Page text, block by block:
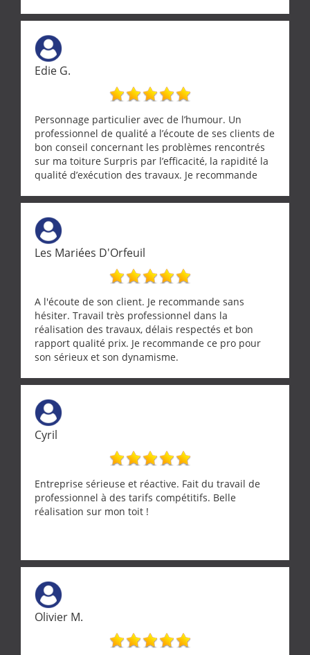
Une équipe sérieuse, réactive et compétente. C'est
vraiment rassurant de pouvoir compter sur des
artisans aussi professionnels. Merci encore !
Edie G.
Personnage particulier avec de l’humour. Un
professionnel de qualité a l’écoute de ses clients de
bon conseil concernant les problèmes rencontrés
sur ma toiture Surpris par l’efficacité, la rapidité la
qualité d’exécution des travaux. Je recommande
Les Mariées D'Orfeuil
A l'écoute de son client. Je recommande sans
hésiter. Travail très professionnel dans la
réalisation des travaux, délais respectés et bon
rapport qualité prix. Je recommande ce pro pour
son sérieux et son dynamisme.
Cyril
Entreprise sérieuse et réactive. Fait du travail de
professionnel à des tarifs compétitifs. Belle
réalisation sur mon toit !
Olivier M.